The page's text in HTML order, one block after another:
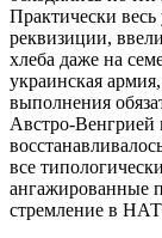
Практически
реквизиции,
хлеба даже на
украинская
выполнения
Австро-Венгрией
все
ангажированные
стремление в